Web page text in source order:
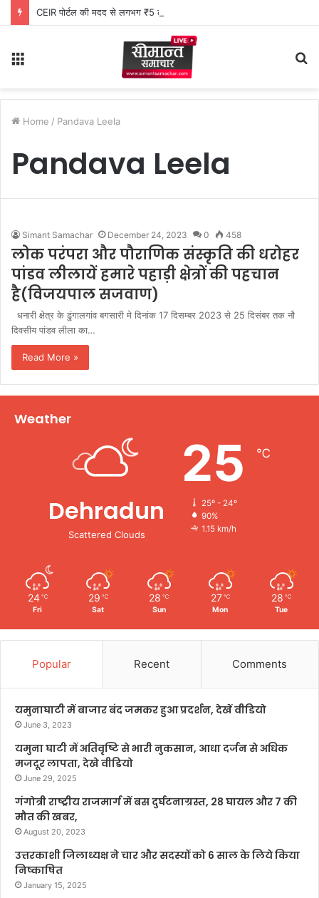
CEIR पोर्टल की मदद से लगभग ₹5 लाख मूल्य के 20 मोबाइल फोन बरामद
Home / Pandava Leela
Pandava Leela
Simant Samachar December 24, 2023 0 458
लोक परंपरा और पौराणिक संस्कृति की धरोहर
पांडव लीलायें हमारे पहाड़ी क्षेत्रों की पहचान
है(विजयपाल सजवाण)
धनारी क्षेत्र के ढु्ंगालगांव बगसारी मे दिनांक 17 दिसम्बर 2023 से 25 दिसंबर तक नौ
दिवसीय पांडव लीला का…
Read More »
Weather
Dehradun
Scattered Clouds
25 ℃
25º - 24º
90%
1.15 km/h
24 ℃
Fri
29 ℃
Sat
28 ℃
Sun
27 ℃
Mon
28 ℃
Tue
Popular Recent Comments
यमुनाघाटी में बाजार बंद जमकर हुआ प्रदर्शन, देखें वीडियो
June 3, 2023
यमुना घाटी में अतिवृष्टि से भारी नुकसान, आधा दर्जन से अधिक
मजदूर लापता, देखे वीडियो
June 29, 2025
गंगोत्री राष्ट्रीय राजमार्ग में बस दुर्घटनाग्रस्त, 28 घायल और 7 की
मौत की खबर,
August 20, 2023
उत्तरकाशी जिलाध्यक्ष ने चार और सदस्यों को 6 साल के लिये किया
निष्काषित
January 15, 2025